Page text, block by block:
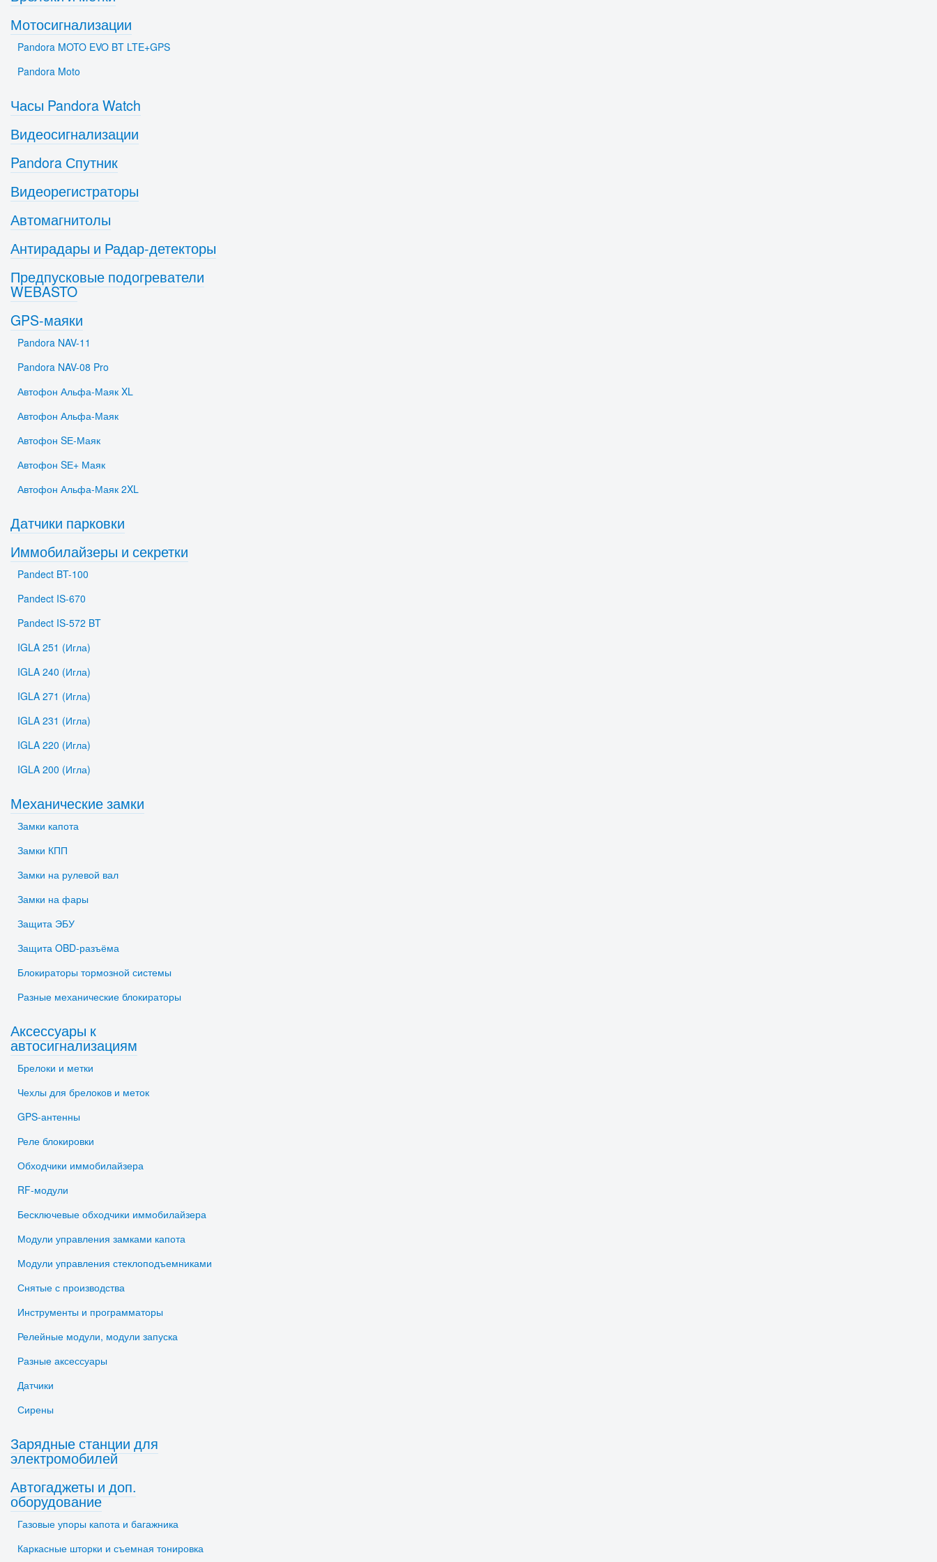
Мотосигнализации
Pandora MOTO EVO BT LTE+GPS
Pandora Moto
Часы Pandora Watch
Видеосигнализации
Pandora Спутник
Видеорегистраторы
Автомагнитолы
Антирадары и Радар-детекторы
Предпусковые подогреватели
WEBASTO
GPS-маяки
Pandora NAV-11
Pandora NAV-08 Pro
Автофон Альфа-Маяк XL
Автофон Альфа-Маяк
Автофон SЕ-Маяк
Автофон SЕ+ Маяк
Автофон Альфа-Маяк 2XL
Датчики парковки
Иммобилайзеры и секретки
Pandect BT-100
Pandect IS-670
Pandect IS-572 BT
IGLA 251 (Игла)
IGLA 240 (Игла)
IGLA 271 (Игла)
IGLA 231 (Игла)
IGLA 220 (Игла)
IGLA 200 (Игла)
Механические замки
Замки капота
Замки КПП
Замки на рулевой вал
Замки на фары
Защита ЭБУ
Защита OBD-разъёма
Блокираторы тормозной системы
Разные механические блокираторы
Аксессуары к
автосигнализациям
Брелоки и метки
Чехлы для брелоков и меток
GPS-антенны
Реле блокировки
Обходчики иммобилайзера
RF-модули
Бесключевые обходчики иммобилайзера
Модули управления замками капота
Модули управления стеклоподъемниками
Снятые с производства
Инструменты и программаторы
Релейные модули, модули запуска
Разные аксессуары
Датчики
Сирены
Зарядные станции для
электромобилей
Автогаджеты и доп.
оборудование
Газовые упоры капота и багажника
Каркасные шторки и съемная тонировка